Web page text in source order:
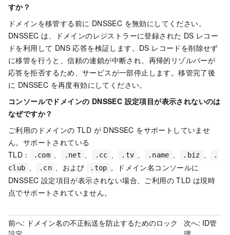
すか？
ドメインを移管する前に DNSSEC を無効にしてください。
DNSSEC は、ドメインのレジストラーに登録された DS レコー
ドを利用して DNS 応答を検証します。DS レコードを削除せず
に移管を行うと、信頼の連鎖が中断され、再帰的リゾルバーが
応答を拒否するため、サービスが一部停止します。移管完了後
に DNSSEC を再度有効にしてください。
コンソールでドメインの DNSSEC 設定項目が表示されないのは
なぜですか？
ご利用のドメインの TLD が DNSSEC をサポートしていませ
ん。サポートされている
TLD：
.com .net .cc .tv .name .biz
.
club
.cn 、および .top 。ドメイン名コンソールに
DNSSEC 設定項目が表示されない場合、ご利用の TLD は現時
点でサポートされていません。
前へ: ドメイン名の不正転送を防止するためのロック
次へ: ID管